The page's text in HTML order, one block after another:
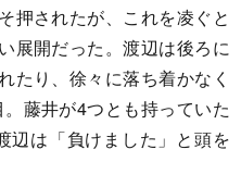
押されたが、これを凌ぐと
展開だった。渡辺は後ろに
たり、徐々に落ち着かなく
藤井が4つとも持っていた
辺は「負けました」と頭を